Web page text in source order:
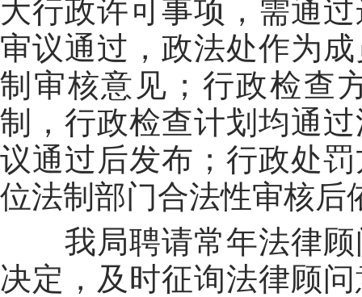
大行政许可事项，需通
审议通过， 政法处作为
制审核意见；行政检查
制，行政检查计划均通
议通过后发布；行政处
位法制部门合法性审核后
我局聘请常年法律
决定，及时征询法律顾